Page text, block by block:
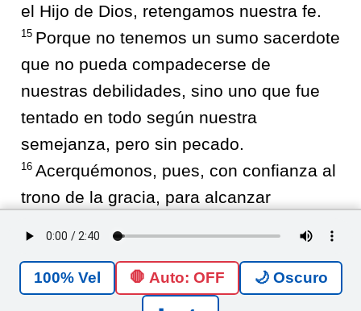
el Hijo de Dios, retengamos nuestra fe.
15 Porque no tenemos un sumo sacerdote
que no pueda compadecerse de
nuestras debilidades, sino uno que fue
tentado en todo según nuestra
semejanza, pero sin pecado.
16 Acerquémonos, pues, con confianza al
trono de la gracia, para alcanzar
HEBREOS
< >
🛑 Auto: OFF 🌙 Oscuro